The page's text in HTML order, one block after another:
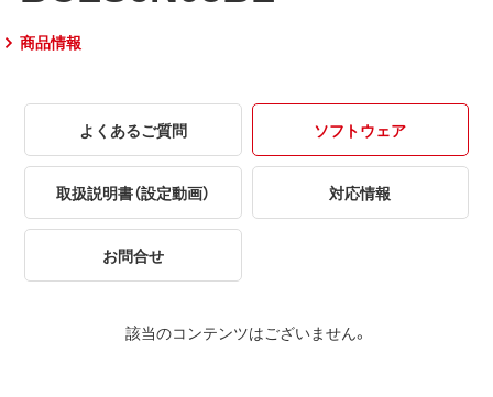
商品情報
よくあるご質問 ソフトウェア
取扱説明書（設定動画） 対応情報
お問合せ
該当のコンテンツはございません。